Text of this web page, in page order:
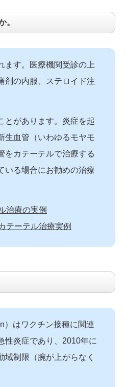
。
ます。医療機関受診の上
剤の内服、ステロイド注
とがあります。炎症を起
生血管（いわゆるモヤモ
をカテーテルで治療する
いる場合にお勧めの治療
治療の実例
テーテル治療実例
）はワクチン接種に関連
性炎症であり、2010年に
制限（腕が上がらなく